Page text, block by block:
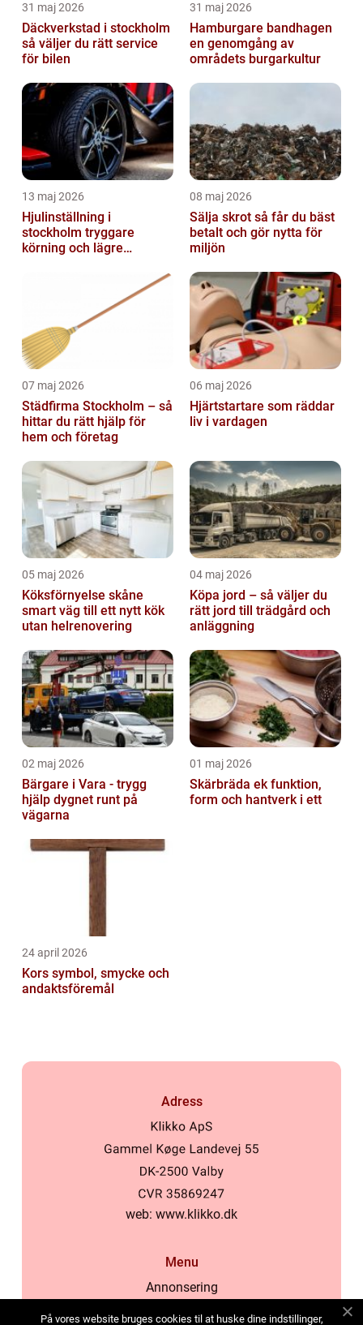
31 maj 2026
Däckverkstad i stockholm
så väljer du rätt service
för bilen
31 maj 2026
Hamburgare bandhagen
en genomgång av
områdets burgarkultur
13 maj 2026
Hjulinställning i
stockholm tryggare
körning och lägre
08 maj 2026
Sälja skrot så får du bäst
betalt och gör nytta för
miljön
07 maj 2026
Städfirma Stockholm – så
hittar du rätt hjälp för
hem och företag
06 maj 2026
Hjärtstartare som räddar
liv i vardagen
05 maj 2026
Köksförnyelse skåne
smart väg till ett nytt kök
utan helrenovering
04 maj 2026
Köpa jord – så väljer du
rätt jord till trädgård och
anläggning
02 maj 2026
Bärgare i Vara - trygg
hjälp dygnet runt på
vägarna
01 maj 2026
Skärbräda ek funktion,
form och hantverk i ett
24 april 2026
Kors symbol, smycke och
andaktsföremål
Adress
web: www.klikko.dk
Menu
Annonsering
På vores website bruges cookies til at huske dine indstillinger,